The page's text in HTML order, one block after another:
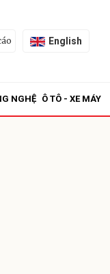
English
NGHỆ Ô TÔ - XE MÁY